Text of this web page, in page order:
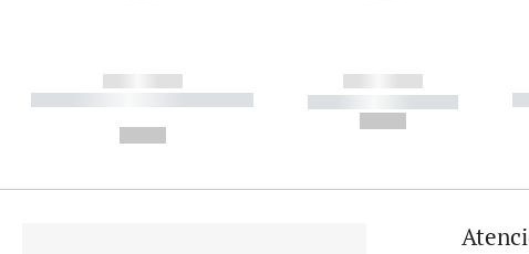
------------
----------- ----------- ----------
------------
----------- -----------